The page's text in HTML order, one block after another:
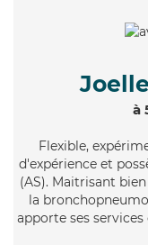
à
Flexible,
d'expérience et
(AS). Maitrisant
la
apporte ses